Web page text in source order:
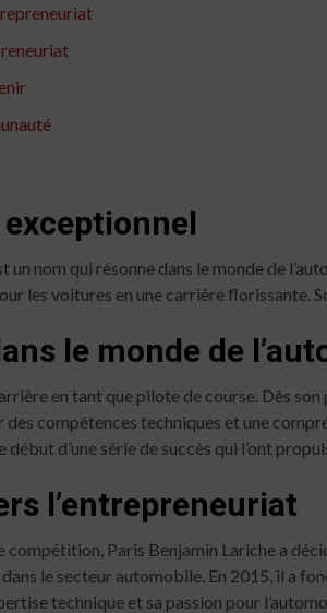
un nom qui résonne dans le monde de
les voitures en une carrière florissante.
le monde de
en tant que pilote de course. Dès
compétences techniques et une
d’une série de succès qui l’ont
l’entrepreneuriat
compétition, Paris Benjamin Lariche a
le secteur automobile. En 2015, il a
technique et sa passion pour